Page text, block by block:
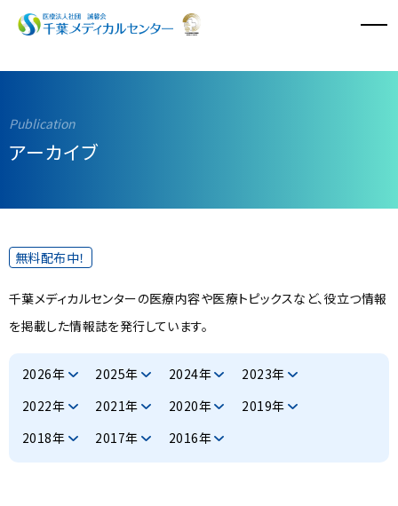
診療科・診療センター
特長と取り組み
採用情報
千葉メディカルセンター
スポーツ医学センター
アーカイブ
無料配布中！
千葉メディカルセンターの医療内容や医療トピックスなど、役立つ情報
を掲載した情報誌を発行しています。
2026年 2025年 2024年
2023年
2022年
2021年 2020年
2019年
2018年
2017年 2016年